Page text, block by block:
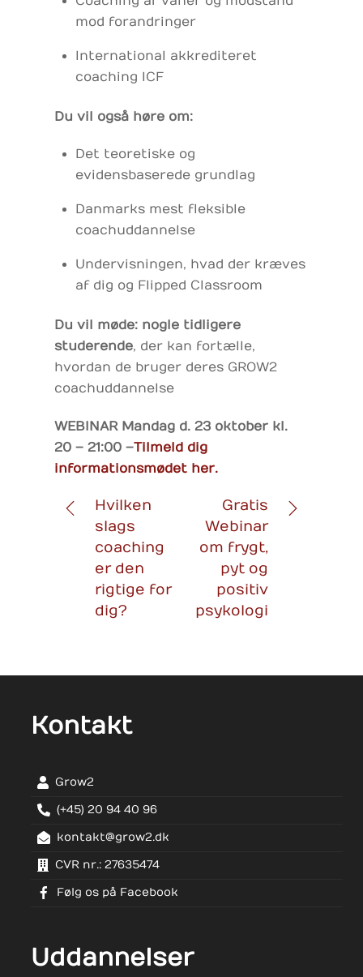
mod forandringer
International akkrediteret
coaching ICF
Du vil også høre om:
Det teoretiske og
evidensbaserede grundlag
Danmarks mest fleksible
coachuddannelse
Undervisningen, hvad der kræves
af dig og Flipped Classroom
Du vil møde: nogle tidligere
studerende, der kan fortælle,
hvordan de bruger deres GROW2
coachuddannelse
WEBINAR Mandag d. 23 oktober kl.
20 – 21:00 –Tilmeld dig
informationsmødet her.
Hvilken
slags
coaching
er den
rigtige for
dig?
Gratis
Webinar
om frygt,
pyt og
positiv
psykologi
Kontakt
Grow2
(+45) 20 94 40 96
kontakt@grow2.dk
CVR nr.: 27635474
Følg os på Facebook
Uddannelser